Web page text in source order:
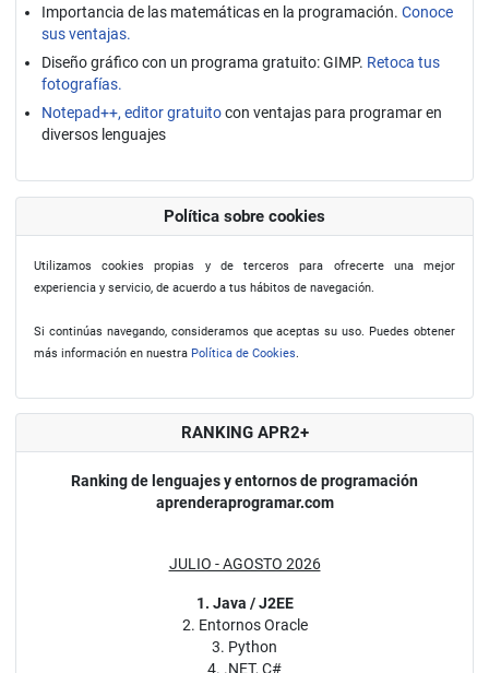
Importancia de las matemáticas en la programación. Conoce
sus ventajas.
Diseño gráfico con un programa gratuito: GIMP. Retoca tus
fotografías.
Notepad++, editor gratuitocon ventajas para programar en
diversos lenguajes
Política sobre cookies
Utilizamos cookies propias y de terceros para ofrecerte una mejor
experiencia y servicio, de acuerdo a tus hábitos de navegación.
Si continúas navegando, consideramos que aceptas su uso. Puedes obtener
más información en nuestra Política de Cookies
RANKING APR2+
Ranking de lenguajes y entornos de programación
aprenderaprogramar.com
JULIO - AGOSTO 2026
1. Java / J2EE
2. Entornos Oracle
3. Python
4. .NET, C#